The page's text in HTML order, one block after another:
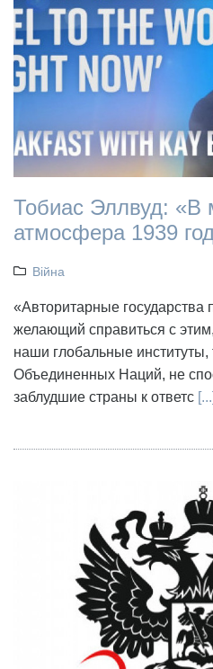
Тобиас Эллвуд: «В
атмосфера 1939
Війна
«Авторитарные
желающий справиться с
наши глобальные институты,
Объединенных Наций, не
заблудшие страны к ответс [...]